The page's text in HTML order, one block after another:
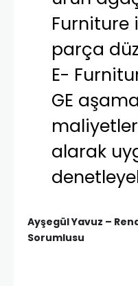
Furniture
parça
E-
GE
alarak
Ayşegül Yavuz –
Sorumlusu